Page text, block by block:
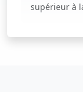
supérieur à